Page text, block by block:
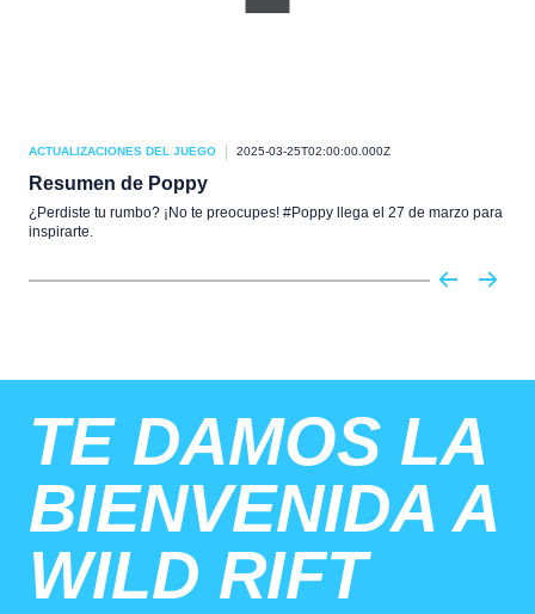
ACTUALIZACIONES DEL JUEGO 2025-03-25T02:00:00.000Z
Resumen de Poppy
¿Perdiste tu rumbo? ¡No te preocupes! #Poppy llega el 27 de marzo para
inspirarte.
TE DAMOS LA
BIENVENIDA A
WILD RIFT